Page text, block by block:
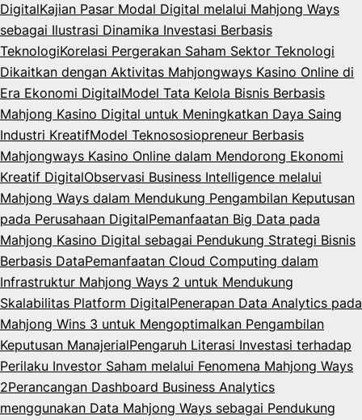
DigitalKajian Pasar Modal Digital melalui Mahjong Ways
sebagai Ilustrasi Dinamika Investasi Berbasis
TeknologiKorelasi Pergerakan Saham Sektor Teknologi
Dikaitkan dengan Aktivitas Mahjongways Kasino Online di
Era Ekonomi DigitalModel Tata Kelola Bisnis Berbasis
Mahjong Kasino Digital untuk Meningkatkan Daya Saing
Industri KreatifModel Teknososiopreneur Berbasis
Mahjongways Kasino Online dalam Mendorong Ekonomi
Kreatif DigitalObservasi Business Intelligence melalui
Mahjong Ways dalam Mendukung Pengambilan Keputusan
pada Perusahaan DigitalPemanfaatan Big Data pada
Mahjong Kasino Digital sebagai Pendukung Strategi Bisnis
Berbasis DataPemanfaatan Cloud Computing dalam
Infrastruktur Mahjong Ways 2 untuk Mendukung
Skalabilitas Platform DigitalPenerapan Data Analytics pada
Mahjong Wins 3 untuk Mengoptimalkan Pengambilan
Keputusan ManajerialPengaruh Literasi Investasi terhadap
Perilaku Investor Saham melalui Fenomena Mahjong Ways
2Perancangan Dashboard Business Analytics
menggunakan Data Mahjong Ways sebagai Pendukung